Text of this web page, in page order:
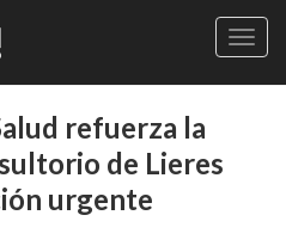
refuerza la
de Lieres
urgente